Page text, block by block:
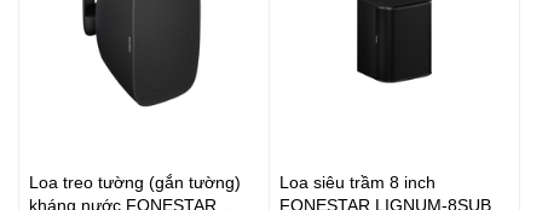
Loa treo tường (gắn tường)
kháng nước FONESTAR
Loa siêu trầm 8 inch
FONESTAR LIGNUM-8SUB